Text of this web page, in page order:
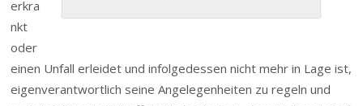
erkra
nkt
oder
einen Unfall erleidet und infolgedessen nicht mehr in Lage ist,
eigenverantwortlich seine Angelegenheiten zu regeln und